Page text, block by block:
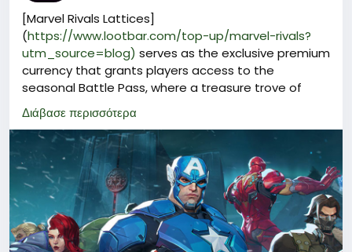
[Marvel Rivals Lattices]
(https://www.lootbar.com/top-up/marvel-rivals?
utm_source=blog) serves as the exclusive premium
currency that grants players access to the
seasonal Battle Pass, where a treasure trove of
limited-edition hero outfits, MVP animations, victory
poses, and collectible gallery cards awaits those
willing to invest in their roster's visual flair.
Beyond the Battle Pass, Marvel Rivals Lattices can
be exchanged for individual cosmetic bundles and
time-limited event packages that rotate through
the in-game store, offering rare variants of iconic
Marvel characters that cannot be unlocked through
regular progression or the earnable Units currency.
Διάβασε περισσότερα